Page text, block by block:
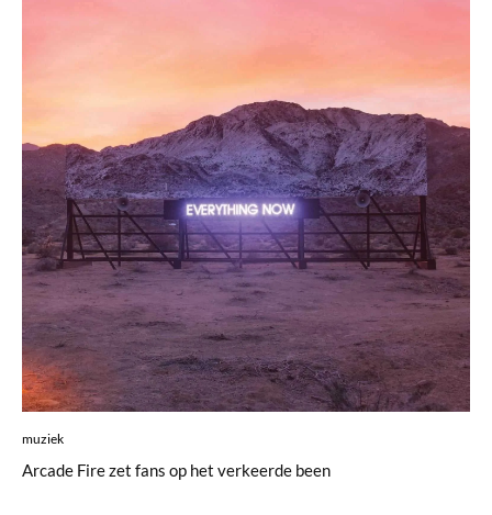
muziek
Arcade Fire zet fans op het verkeerde been